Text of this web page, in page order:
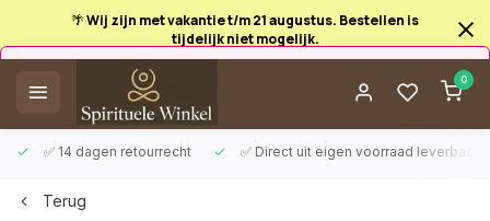
🌴 Wij zijn met vakantie t/m 21 augustus. Bestellen is
tijdelijk niet mogelijk.
0
✅ 14 dagen retourrecht ✅ Direct uit eigen voorraad leverbaar
Afrekenen is uitgeschakeld.
Terug